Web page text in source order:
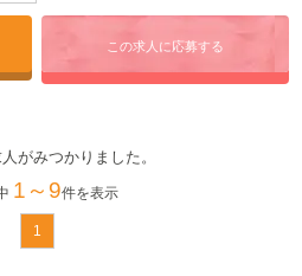
この求人に応募する
がみつかりました。
1～9件を表示
1